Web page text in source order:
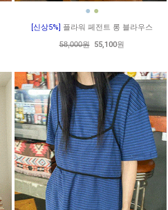
● ●
[신상5%] 플라워 페전트 롱 블라우스
58,000원 55,100원